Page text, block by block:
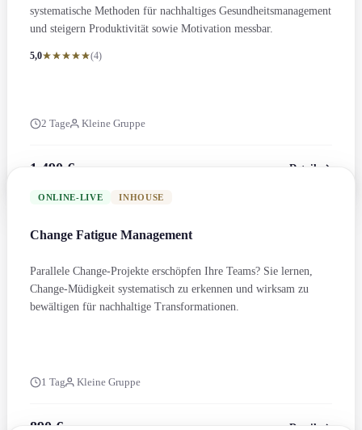
systematische Methoden für nachhaltiges Gesundheits­management
und steigern Produktivität sowie Motivation messbar.
5,0 (4)
2 Tage Kleine Gruppe
1.490 € Details
ONLINE-LIVE INHOUSE
Change Fatigue Management
Parallele Change-Projekte erschöpfen Ihre Teams? Sie lernen,
Change-Müdigkeit systematisch zu erkennen und wirksam zu
bewältigen für nachhaltige Transformation­en.
1 Tag Kleine Gruppe
Details